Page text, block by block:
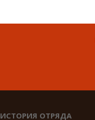
ИСТОРИЯ ОТРЯДА